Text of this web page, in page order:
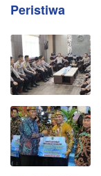
Peristiwa